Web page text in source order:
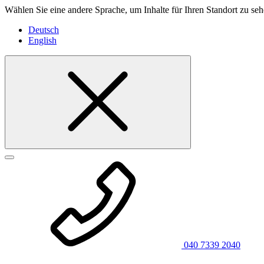
Wählen Sie eine andere Sprache, um Inhalte für Ihren Standort zu
Deutsch
English
040 7339 2040